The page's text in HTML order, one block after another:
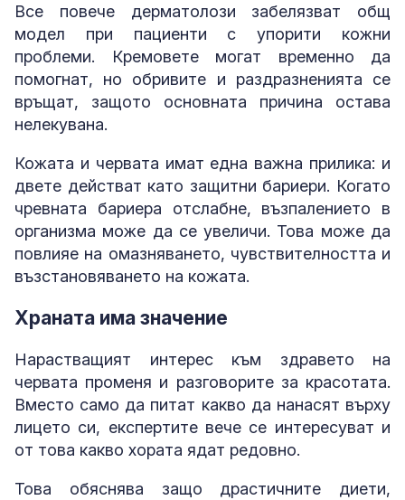
Все повече дерматолози забелязват общ
модел при пациенти с упорити кожни
проблеми. Кремовете могат временно да
помогнат, но обривите и раздразненията се
връщат, защото основната причина остава
нелекувана.
Кожата и червата имат една важна прилика: и
двете действат като защитни бариери. Когато
чревната бариера отслабне, възпалението в
организма може да се увеличи. Това може да
повлияе на омазняването, чувствителността и
възстановяването на кожата.
Храната има значение
Нарастващият интерес към здравето на
червата променя и разговорите за красотата.
Вместо само да питат какво да нанасят върху
лицето си, експертите вече се интересуват и
от това какво хората ядат редовно.
Това обяснява защо драстичните диети,